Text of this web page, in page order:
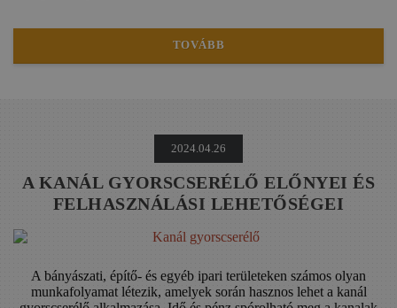
TOVÁBB
2024.04.26
A KANÁL GYORSCSERÉLŐ ELŐNYEI ÉS
FELHASZNÁLÁSI LEHETŐSÉGEI
A bányászati, építő- és egyéb ipari területeken számos olyan
munkafolyamat létezik, amelyek során hasznos lehet a kanál